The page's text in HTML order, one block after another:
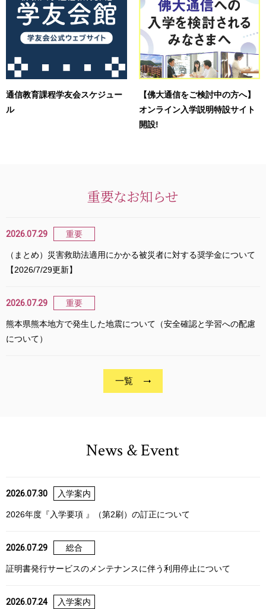
通信教育課程学友会スケジュー
ル
【佛大通信をご検討中の方へ】
オンライン入学説明特設サイト
開設!
重要なお知らせ
2026.07.29 重要
（まとめ）災害救助法適用にかかる被災者に対する奨学金について
【2026/7/29更新】
2026.07.29 重要
熊本県熊本地方で発生した地震について（安全確認と学習への配慮
について）
一覧
News & Event
2026.07.30 入学案内
2026年度『入学要項 』（第2刷）の訂正について
2026.07.29 総合
証明書発行サービスのメンテナンスに伴う利用停止について
2026.07.24 入学案内